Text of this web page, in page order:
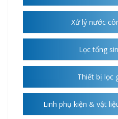
Xử lý nước
Lọc tổng
Thiết bị lọc
Linh phụ kiện & vật